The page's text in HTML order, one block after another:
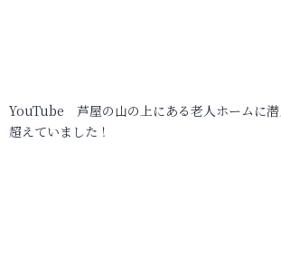
YouTube 芦屋の山の上にある老人ホームに潜
超えていました！